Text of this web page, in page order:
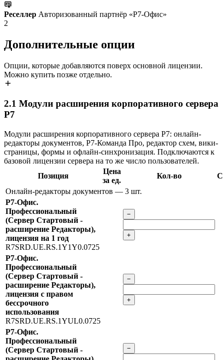
Реселлер Авторизованный партнёр «Р7-Офис»
2
Дополнительные опции
Опции, которые добавляются поверх основной лицензии.
Можно купить позже отдельно.
2.1 Модули расширения корпоративного сервера
Р7
Модули расширения корпоративного сервера Р7: онлайн-
редакторы документов, Р7-Команда Про, редактор схем, вики-
страницы, формы и офлайн-синхронизация. Подключаются к
базовой лицензии сервера на то же число пользователей.
Позиция
Цена
за ед.
Кол-во
Онлайн-редакторы документов — 3 шт.
Р7-Офис.
Профессиональный
(Сервер Стартовый -
расширение Редакторы),
лицензия на 1 год
R7SRD.UE.RS.1Y1Y0.0725
−
+
Р7-Офис.
Профессиональный
(Сервер Стартовый -
расширение Редакторы),
лицензия с правом
бессрочного
использования
R7SRD.UE.RS.1YUL0.0725
−
+
Р7-Офис.
Профессиональный
(Сервер Стартовый -
−